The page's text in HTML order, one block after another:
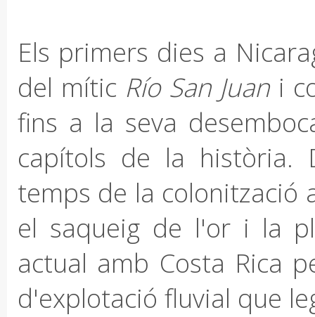
Els primers dies a
del mític Río San Juan i
fins a la seva
capítols de la història.
temps de la colonització
el saqueig de l'or i la
actual amb Costa Rica
d'explotació fluvial que